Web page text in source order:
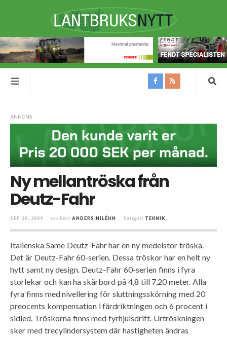
ANNONS
Ny mellantröska från
Deutz-Fahr
SEP 20, 2009 skribent ANDERS NILÉHN kategori TEKNIK
Italienska Same Deutz-Fahr har en ny medelstor tröska.
Det är Deutz-Fahr 60-serien. Dessa tröskor har en helt ny
hytt samt ny design. Deutz-Fahr 60-serien finns i fyra
storlekar och kan ha skärbord på 4,8 till 7,20 meter. Alla
fyra finns med nivellering för sluttningsskörning med 20
preocents kompensation i färdriktningen och 6 procent i
sidled. Tröskorna finns med fyrhjulsdrift. Urtröskningen
sker med trecylindersystem där hastigheten ändras